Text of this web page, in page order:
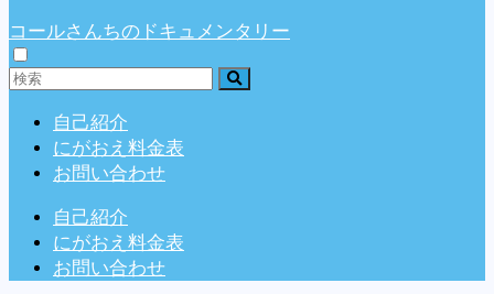
コールさんちのドキュメンタリー
自己紹介
にがおえ料金表
お問い合わせ
自己紹介
にがおえ料金表
お問い合わせ